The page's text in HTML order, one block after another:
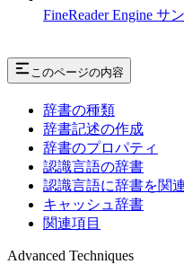
FineReader Engine サ
このページの内容
辞書の種類
辞書記述の作成
辞書のプロパティ
認識言語の辞書
認識言語に辞書を関
キャッシュ辞書
関連項目
Advanced Techniques